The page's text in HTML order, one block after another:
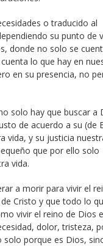
o traducido al
su punto de
donde no solo se
lo que hay en
en su presencia, no
solo hay que buscar a
de acuerdo a su (de
vida, y su justicia
que por ello solo
vida.
a morir para vivir el
Cristo y que todo lo
vivir el reino de Dios
dolor, tristeza,
porque es Dios,